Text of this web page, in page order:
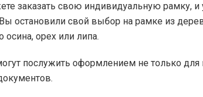
заказать свою индивидуальную рамку, и
остановили свой выбор на рамке из
осина, орех или липа.
послужить оформлением не только для